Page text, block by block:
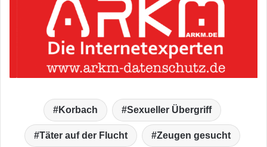
Korbach Sexueller Übergriff
Täter auf der Flucht Zeugen gesucht